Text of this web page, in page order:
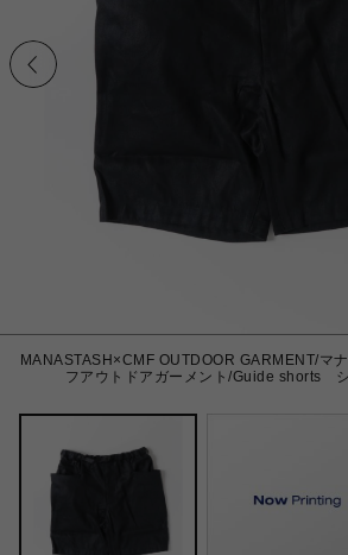
MANASTASH×CMF OUTDOOR GARMENT/マ
フアウトドアガーメント/Guide shorts